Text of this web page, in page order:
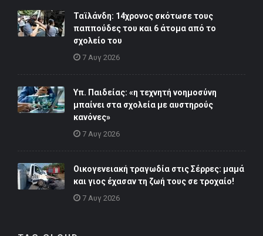
Ταϊλάνδη: 14χρονος σκότωσε τους
παππούδες του και 6 άτομα από το
σχολείο του
7 Αυγ 2026
Υπ. Παιδείας: «η τεχνητή νοημοσύνη
μπαίνει στα σχολεία με αυστηρούς
κανόνες»
7 Αυγ 2026
Οικογενειακή τραγωδία στις Σέρρες: μαμά
και γιος έχασαν τη ζωή τους σε τροχαίο!
7 Αυγ 2026